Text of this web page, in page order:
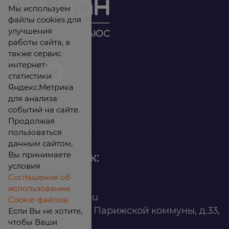
Контакты
Вакансии
Офис продаж:
infomarket@ilan.su
г. Красноярск, ул. Парижской коммуны, д.33,
помещ. 302
Мы используем
файлы cookies для
улучшения
работы сайта, а
также сервис
интернет-
статистики
Яндекс.Метрика
для анализа
событий на сайте.
Продолжая
пользоваться
данным сайтом,
Вы принимаете
условия
Соглашения об
использовании
Cookie-файлов.
Если Вы не хотите,
чтобы Ваши